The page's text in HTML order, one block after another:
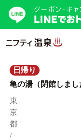
日帰り
亀の湯（閉館しまし
東
京
都
/